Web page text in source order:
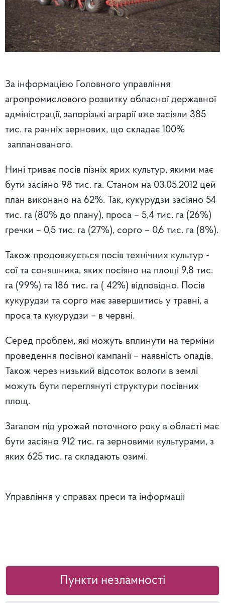
За інформацією Головного управління
агропромислового розвитку обласної державної
адміністрації, запорізькі аграрії вже засіяли 385
тис. га ранніх зернових, що складає 100%
запланованого.
Нині триває посів пізніх ярих культур, якими має
бути засіяно 98 тис. га. Станом на 03.05.2012 цей
план виконано на 62%. Так, кукурудзи засіяно 54
тис. га (80% до плану), проса – 5,4 тис. га (26%)
гречки – 0,5 тис. га (27%), сорго – 0,6 тис. га (8%).
Також продовжується посів технічних культур -
сої та соняшника, яких посіяно на площі 9,8 тис.
га (99%) та 186 тис. га ( 42%) відповідно. Посів
кукурудзи та сорго має завершитись у травні, а
проса та кукурудзи – в червні.
Серед проблем, які можуть вплинути на терміни
проведення посівної кампанії – наявність опадів.
Також через низький відсоток вологи в землі
можуть бути переглянуті структури посівних
площ.
Загалом під урожай поточного року в області має
бути засіяно 912 тис. га зерновими культурами, з
яких 625 тис. га складають озимі.
Управління у справах преси та інформації
Пункти незламності